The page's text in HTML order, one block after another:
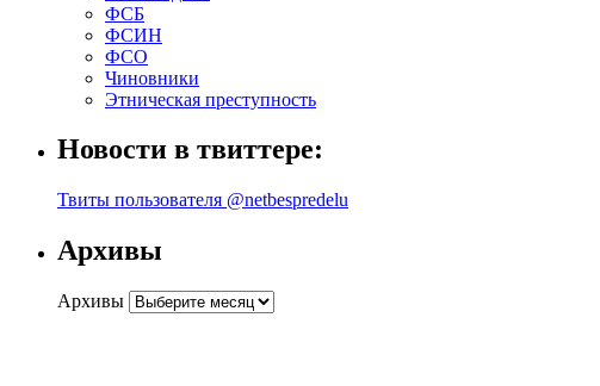
ФСБ
ФСИН
ФСО
Чиновники
Этническая преступность
Новости в твиттере:
Твиты пользователя @netbespredelu
Архивы
Архивы